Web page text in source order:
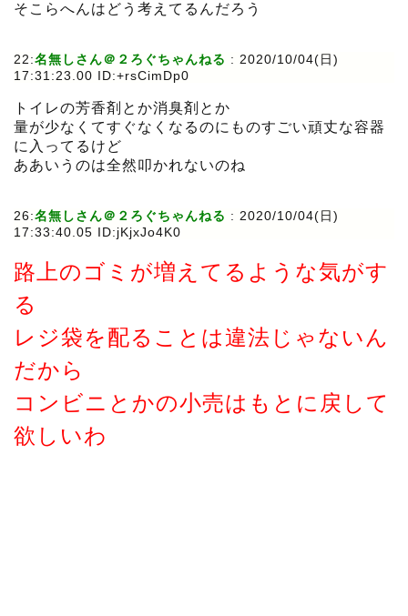
そこらへんはどう考えてるんだろう
22:名無しさん＠２ろぐちゃんねる : 2020/10/04(日)
17:31:23.00 ID:+rsCimDp0
トイレの芳香剤とか消臭剤とか
量が少なくてすぐなくなるのにものすごい頑丈な容器
に入ってるけど
ああいうのは全然叩かれないのね
26:名無しさん＠２ろぐちゃんねる : 2020/10/04(日)
17:33:40.05 ID:jKjxJo4K0
路上のゴミが増えてるような気がす
る
レジ袋を配ることは違法じゃないん
だから
コンビニとかの小売はもとに戻して
欲しいわ